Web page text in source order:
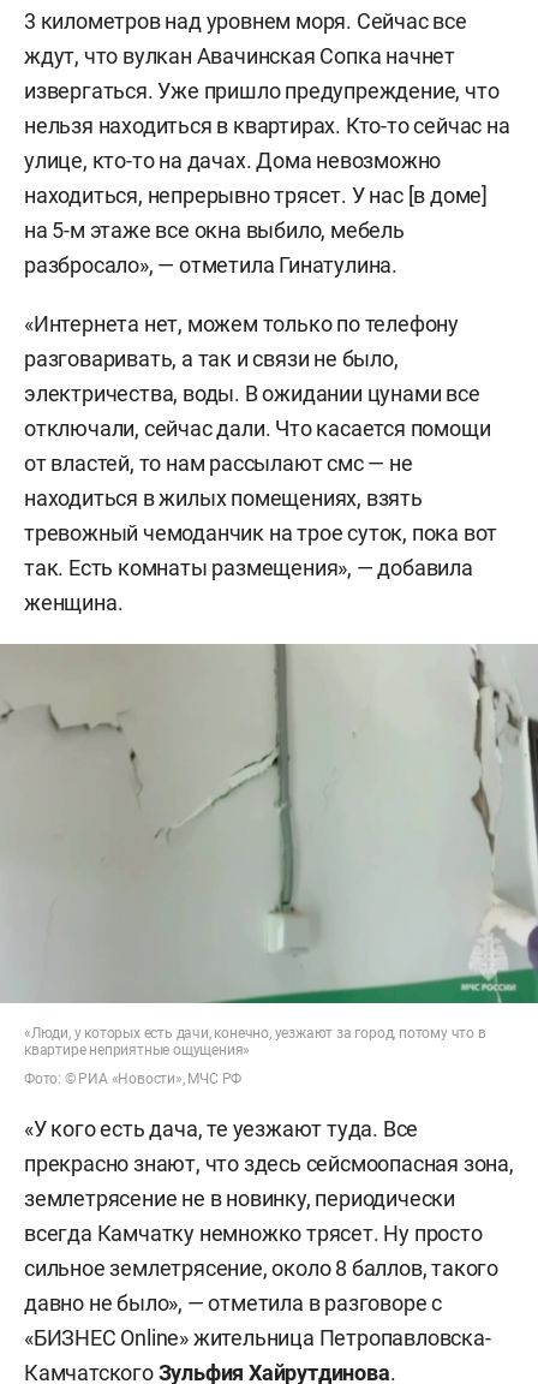
3 километров над уровнем моря. Сейчас все
ждут, что вулкан Авачинская Сопка начнет
извергаться. Уже пришло предупреждение, что
нельзя находиться в квартирах. Кто-то сейчас на
улице, кто-то на дачах. Дома невозможно
находиться, непрерывно трясет. У нас [в доме]
на 5-м этаже все окна выбило, мебель
разбросало», — отметила Гинатулина.
«Интернета нет, можем только по телефону
разговаривать, а так и связи не было,
электричества, воды. В ожидании цунами все
отключали, сейчас дали. Что касается помощи
от властей, то нам рассылают смс — не
находиться в жилых помещениях, взять
тревожный чемоданчик на трое суток, пока вот
так. Есть комнаты размещения», — добавила
женщина.
«Люди, у которых есть дачи, конечно, уезжают за город, потому что в
квартире неприятные ощущения»
Фото: © РИА «Новости», МЧС РФ
«У кого есть дача, те уезжают туда. Все
прекрасно знают, что здесь сейсмоопасная зона,
землетрясение не в новинку, периодически
всегда Камчатку немножко трясет. Ну просто
сильное землетрясение, около 8 баллов, такого
давно не было», — отметила в разговоре с
«БИЗНЕС Online» жительница Петропавловска-
КамчатскогоЗульфия Хайрутдинова.